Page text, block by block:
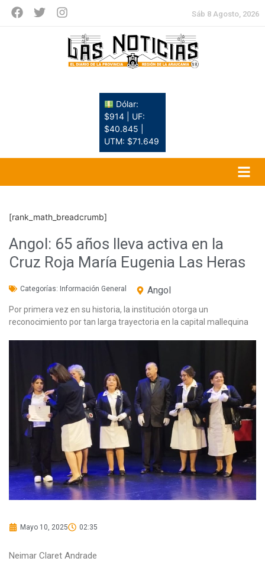
Sáb 8 Agosto, 2026
Dólar:
$914 | UF:
$40.845 |
UTM: $71.649
[rank_math_breadcrumb]
Angol: 65 años lleva activa en la
Cruz Roja María Eugenia Las Heras
Categorías: Información General Angol
Por primera vez en su historia, la institución otorga un
reconocimiento por tan larga trayectoria en la capital mallequina
Mayo 10, 2025 02:35
Neimar Claret Andrade